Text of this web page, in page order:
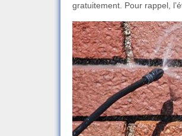
gratuitement. Pour rappel,